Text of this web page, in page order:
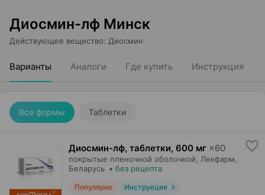
Диосмин-лф Минск
Действующее вещество: Диосмин
Варианты Аналоги Где купить Инструкция
Все формы Таблетки
Диосмин-лф, таблетки, 600 мг ×60
покрытые пленочной оболочкой, Лекфарм
Беларусь • без рецепта
Популярно Инструкция